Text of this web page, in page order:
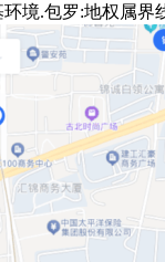
境.包罗:地权属界